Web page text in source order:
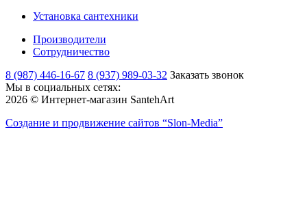
Установка сантехники
Производители
Сотрудничество
8 (987) 446-16-67 8 (937) 989-03-32 Заказать звонок
Мы в социальных сетях:
2026 © Интернет-магазин SantehArt
Создание и продвижение сайтов “Slon-Media”